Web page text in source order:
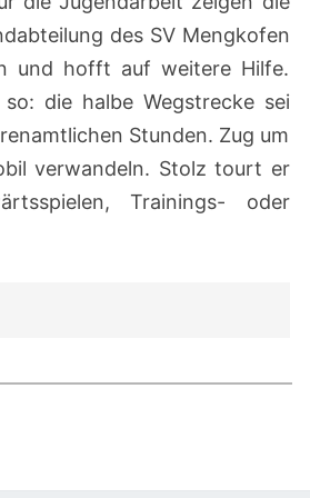
des SV Mengkofen
und hofft auf weitere Hilfe.
die halbe Wegstrecke sei
Stunden. Zug um
verwandeln. Stolz tourt er
Trainings- oder